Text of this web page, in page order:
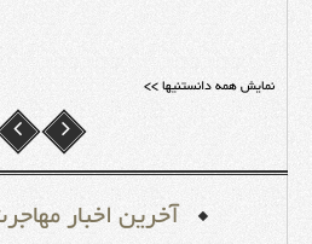
نمایش همه دانستنیها >>
آخرین اخبار